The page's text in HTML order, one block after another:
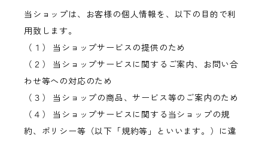
当ショップは、お客様の個人情報を、以下の目的で利
用致します。
（１） 当ショップサービスの提供のため
（２） 当ショップサービスに関するご案内、お問い合
わせ等への対応のため
（３） 当ショップの商品、サービス等のご案内のため
（４） 当ショップサービスに関する当ショップの規
約、ポリシー等（以下「規約等」といいます。）に違